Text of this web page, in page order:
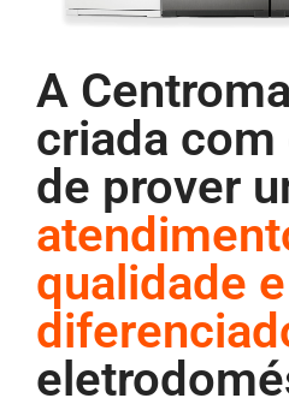
A
criada
de prover
qualidade e